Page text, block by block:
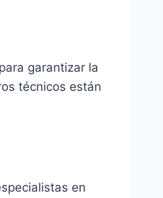
garantizar la
técnicos están
en